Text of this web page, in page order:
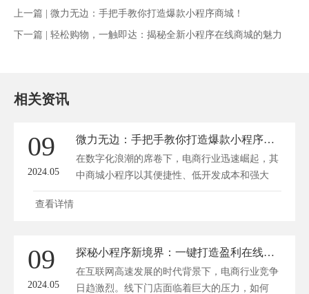
上一篇 | 微力无边：手把手教你打造爆款小程序商城！
下一篇 | 轻松购物，一触即达：揭秘全新小程序在线商城的魅力
相关资讯
09
2024.05
微力无边：手把手教你打造爆款小程序商城！
在数字化浪潮的席卷下，电商行业迅速崛起，其
中商城小程序以其便捷性、低开发成本和强大
的...
查看详情
09
2024.05
探秘小程序新境界：一键打造盈利在线商城的秘密
在互联网高速发展的时代背景下，电商行业竞争
日趋激烈。线下门店面临着巨大的压力，如何